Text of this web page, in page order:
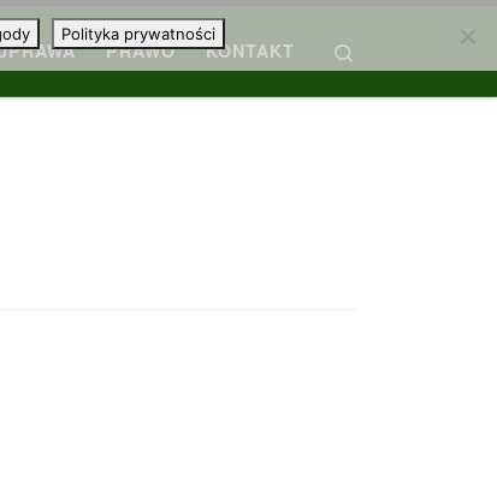
PRAWO KONTAKT
Polityka prywatności